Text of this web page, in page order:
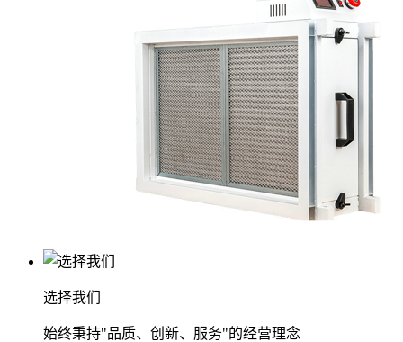
选择我们
始终秉持"品质、创新、服务"的经营理念